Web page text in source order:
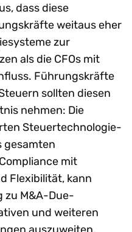
dass diese
weitaus eher
zur
als die CFOs mit
Führungskräfte
sollten diesen
nehmen: Die
Steuertechnologie-
gesamten
mit
Flexibilität, kann
zu M&A-Due-
und weiteren
auszuweiten.